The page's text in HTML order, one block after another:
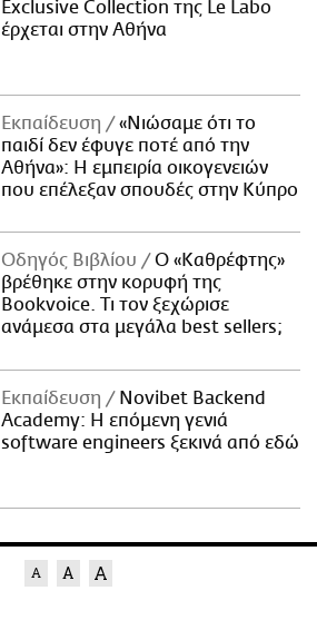
Exclusive Collection της Le Labo
έρχεται στην Αθήνα
Εκπαίδευση
«Νιώσαμε ότι το
παιδί δεν έφυγε ποτέ από την
Αθήνα»: Η εμπειρία οικογενειών
που επέλεξαν σπουδές στην Κύπρο
Οδηγός Βιβλίου
Ο «Καθρέφτης»
βρέθηκε στην κορυφή της
Bookvoice. Τι τον ξεχώρισε
ανάμεσα στα μεγάλα best sellers;
Εκπαίδευση
Novibet Backend
Academy: Η επόμενη γενιά
software engineers ξεκινά από εδώ